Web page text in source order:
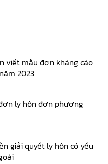
viết mẫu đơn kháng cáo
2023
ly hôn đơn phương
giải quyết ly hôn có yếu